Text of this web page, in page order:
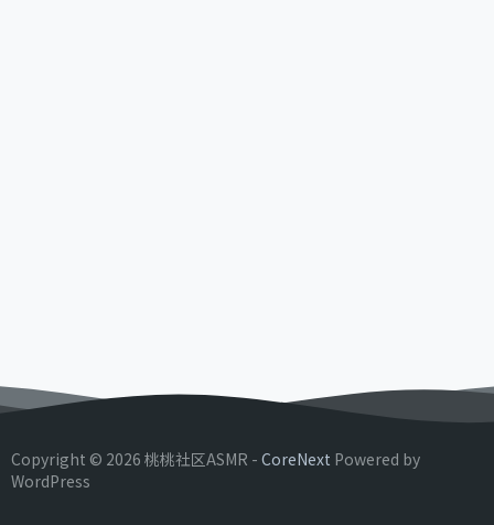
Copyright © 2026 桃桃社区ASMR - CoreNext Powered by
WordPress